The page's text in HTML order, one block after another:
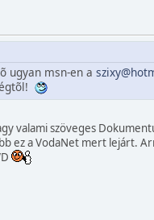
ugyan msn-en a
valami szöveges
ez a VodaNet mert lejárt.